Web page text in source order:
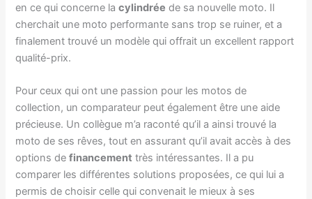
en ce qui concerne lacylindrée de sa nouvelle moto. Il
cherchait une moto performante sans trop se ruiner, et a
finalement trouvé un modèle qui offrait un excellent rapport
qualité-prix.
Pour ceux qui ont une passion pour les motos de
collection, un comparateur peut également être une aide
précieuse. Un collègue m’a raconté qu’il a ainsi trouvé la
moto de ses rêves, tout en assurant qu’il avait accès à des
options definancement très intéressantes. Il a pu
comparer les différentes solutions proposées, ce qui lui a
permis de choisir celle qui convenait le mieux à ses